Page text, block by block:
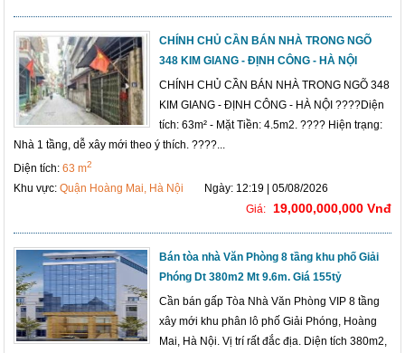
CHÍNH CHỦ CẦN BÁN NHÀ TRONG NGÕ
348 KIM GIANG - ĐỊNH CÔNG - HÀ NỘI
CHÍNH CHỦ CẦN BÁN NHÀ TRONG NGÕ 348
KIM GIANG - ĐỊNH CÔNG - HÀ NỘI ????Diện
tích: 63m² - Mặt Tiền: 4.5m2. ???? Hiện trạng:
Nhà 1 tầng, dễ xây mới theo ý thích. ????...
Diện tích:63 m2
Khu vực:Quận Hoàng Mai, Hà Nội
Ngày: 12:19 | 05/08/2026
Giá:
19,000,000,000 Vnđ
Bán tòa nhà Văn Phòng 8 tầng khu phố Giải
Phóng Dt 380m2 Mt 9.6m. Giá 155tỷ
Cần bán gấp Tòa Nhà Văn Phòng VIP 8 tầng
xây mới khu phân lô phố Giải Phóng, Hoàng
Mai, Hà Nội. Vị trí rất đắc địa. Diện tích 380m2,